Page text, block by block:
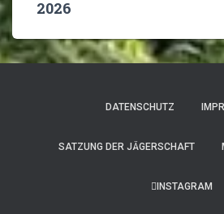
2026
DATENSCHUTZ
SATZUNG DER JÄGERSCHAFT
INSTAGRAM